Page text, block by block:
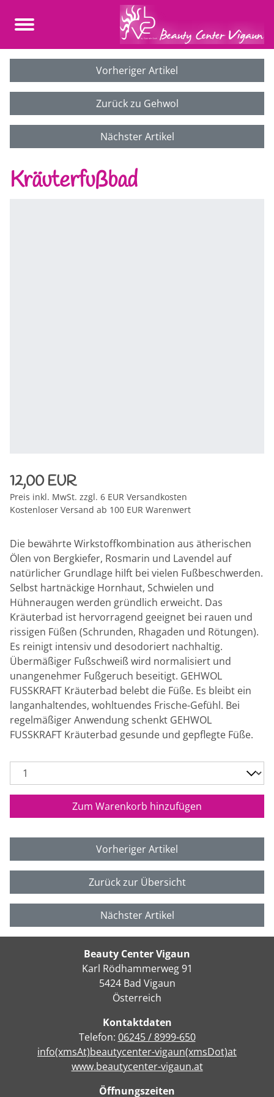
Vorheriger Artikel
Zurück zu Gehwol
Nächster Artikel
Kräuterfußbad
12,00 EUR
Preis inkl. MwSt. zzgl. 6 EUR Versandkosten
Kostenloser Versand ab 100 EUR Warenwert
Die bewährte Wirkstoffkombination aus ätherischen
Ölen von Bergkiefer, Rosmarin und Lavendel auf
natürlicher Grundlage hilft bei vielen Fußbeschwerden.
Selbst hartnäckige Hornhaut, Schwielen und
Hühneraugen werden gründlich erweicht. Das
Kräuterbad ist hervorragend geeignet bei rauen und
rissigen Füßen (Schrunden, Rhagaden und Rötungen).
Es reinigt intensiv und desodoriert nachhaltig.
Übermäßiger Fußschweiß wird normalisiert und
unangenehmer Fußgeruch beseitigt. GEHWOL
FUSSKRAFT Kräuterbad belebt die Füße. Es bleibt ein
langanhaltendes, wohltuendes Frische-Gefühl. Bei
regelmäßiger Anwendung schenkt GEHWOL
FUSSKRAFT Kräuterbad gesunde und gepflegte Füße.
Zum Warenkorb hinzufügen
Vorheriger Artikel
Zurück zur Übersicht
Nächster Artikel
Beauty Center Vigaun
Karl Rödhammerweg 91
5424 Bad Vigaun
Österreich
Kontaktdaten
Telefon: 06245 / 8999-650
info(xmsAt)beautycenter-vigaun(xmsDot)at
www.beautycenter-vigaun.at
Öffnungszeiten